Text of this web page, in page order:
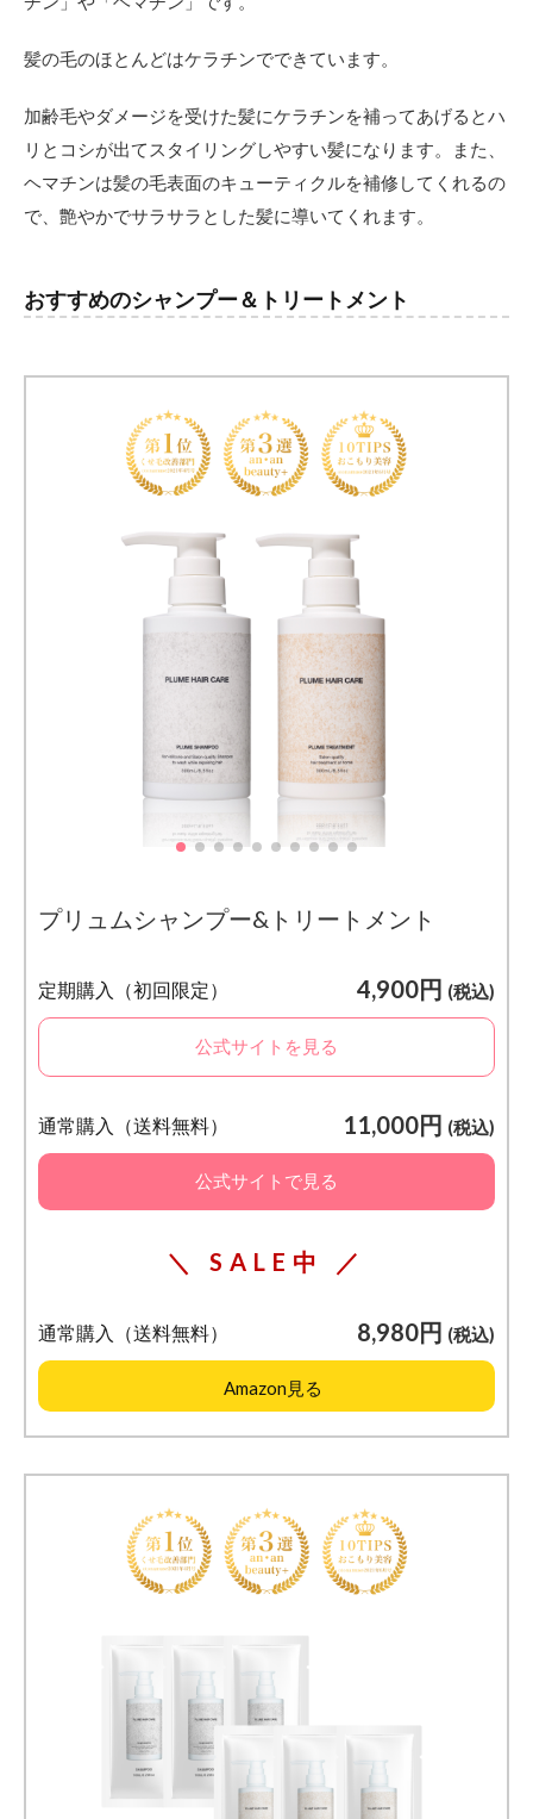
髪の毛のほとんどはケラチンでできています。
加齢毛やダメージを受けた髪にケラチンを補ってあげるとハ
リとコシが出てスタイリングしやすい髪になります。また、
ヘマチンは髪の毛表面のキューティクルを補修してくれるの
で、艶やかでサラサラとした髪に導いてくれます。
おすすめのシャンプー＆トリートメント
プリュムシャンプー&トリートメント
定期購入（初回限定） 4,900円 (税込)
公式サイトを見る
通常購入（送料無料） 11,000円 (税込)
公式サイトで見る
＼ SALE中 ／
通常購入（送料無料） 8,980円 (税込)
Amazon見る